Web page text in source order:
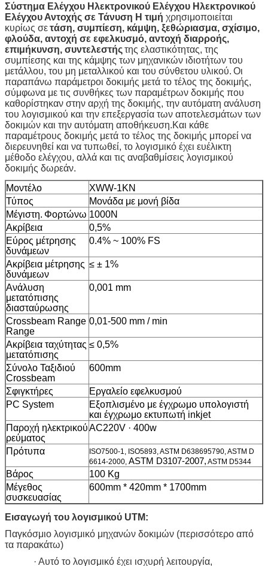
Σύστημα Ελέγχου Ηλεκτρονικού Ελέγχου Ηλεκτρονικού
Ελέγχου Αντοχής σε Τάνυση Η τιμή χρησιμοποιείται
κυρίως σετάση, συμπίεση, κάμψη, ξεθώριασμα, σχίσιμο,
φλούδα, αντοχή σε εφελκυσμό, αντοχή διαρροής,
επιμήκυνση, συντελεστήςτης ελαστικότητας, της
συμπίεσης και της κάμψης των μηχανικών ιδιοτήτων του
μετάλλου, του μη μεταλλικού και του σύνθετου υλικού. Οι
παραπάνω παράμετροι δοκιμής μετά το τέλος της δοκιμής,
σύμφωνα με τις συνθήκες των παραμέτρων δοκιμής που
καθορίστηκαν στην αρχή της δοκιμής, την αυτόματη ανάλυση
του λογισμικού και την επεξεργασία των αποτελεσμάτων των
δοκιμών και την αυτόματη αποθήκευση.Και κάθε
παραμέτρους δοκιμής μετά το τέλος της δοκιμής μπορεί να
διερευνηθεί και να τυπωθεί, το λογισμικό έχει ευέλικτη
μέθοδο ελέγχου, αλλά και τις αναβαθμίσεις λογισμικού
δοκιμής δωρεάν.
Μοντέλο
XWW-1KN
Τύπος
Μονάδα με μονή βίδα
Μέγιστη. Φορτώνω 1000N
Ακρίβεια
0,5%
Εύρος μέτρησης
δυνάμεων
0.4% ~ 100% FS
Ακρίβεια μέτρησης
δυνάμεων
≤ ± 1%
Ανάλυση
μετατόπισης
διασταύρωσης
0,001 mm
Crossbeam Range
Range
0,01-500 mm / min
Ακρίβεια ταχύτητας
μετατόπισης
≤ 0,5%
Σύνολο Ταξιδιού
Crossbeam
600mm
Σφιγκτήρες
Εργαλείο εφελκυσμού
PC System
Εξοπλισμένο με έγχρωμο υπολογιστή
και έγχρωμο εκτυπωτή inkjet
Παροχή ηλεκτρικού
ρεύματος
AC220V · 400w
Πρότυπα
ISO7500-1, ISO5893, ASTM D638695790, ASTM D
6614-2000, ASTM D3107-2007, ASTM D5344
Βάρος
100 Kg
Μέγεθος
συσκευασίας
600mm * 420mm * 1700mm
Εισαγωγή του λογισμικού UTM:
Παγκόσμιο λογισμικό μηχανών δοκιμών (περισσότερο από
τα παρακάτω)
· Αυτό το λογισμικό έχει ισχυρή λειτουργία,